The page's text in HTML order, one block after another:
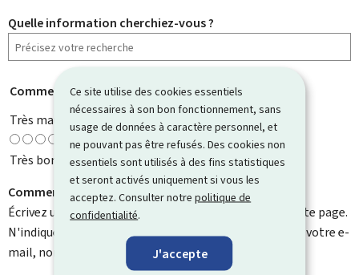
Ce site utilise des cookies essentiels
nécessaires à son bon fonctionnement, sans
usage de données à caractère personnel, et
ne pouvant pas être refusés. Des cookies non
essentiels sont utilisés à des fins statistiques
et seront activés uniquement si vous les
acceptez. Consulter notrepolitique de
confidentialité.
J'accepte
Quelle information cherchiez-vous ?
Comment évaluez-vous cette page ? *
Très mauvaise
Très bonne
Comment pouvons-nous l'améliorer ?
Écrivez un commentaire et aidez-nous à améliorer cette page.
N'indiquez pas d'informations personnelles telles que votre e-
mail, nom, numéro de téléphone, etc.